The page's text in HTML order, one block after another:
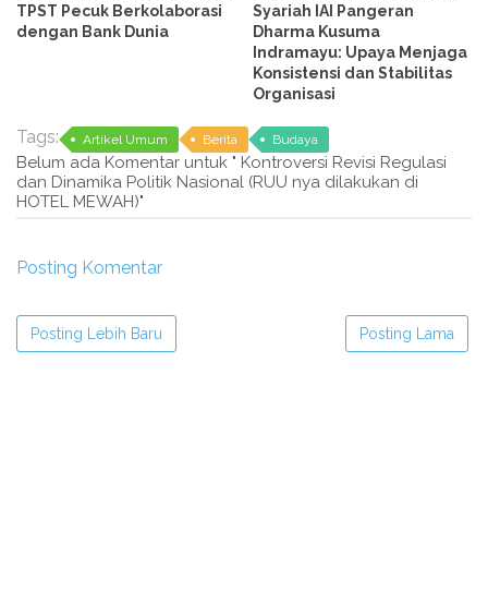
TPST Pecuk Berkolaborasi
dengan Bank Dunia
Syariah IAI Pangeran
Dharma Kusuma
Indramayu: Upaya Menjaga
Konsistensi dan Stabilitas
Organisasi
Tags: Artikel Umum Berita Budaya
Belum ada Komentar untuk " Kontroversi Revisi Regulasi
dan Dinamika Politik Nasional (RUU nya dilakukan di
HOTEL MEWAH)"
Posting Komentar
Posting Lebih Baru Posting Lama